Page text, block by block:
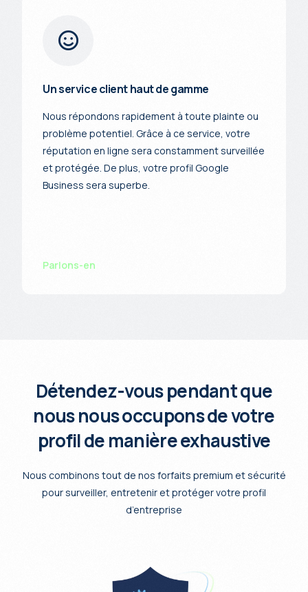
Un service client haut de gamme
Nous répondons rapidement à toute plainte ou
problème potentiel. Grâce à ce service, votre
réputation en ligne sera constamment surveillée
et protégée. De plus, votre profil Google
Business sera superbe.
Parlons-en
Détendez-vous pendant que
nous nous occupons de votre
profil de manière exhaustive
Nous combinons tout de nos forfaits premium et sécurité
pour surveiller, entretenir et protéger votre profil
d’entreprise